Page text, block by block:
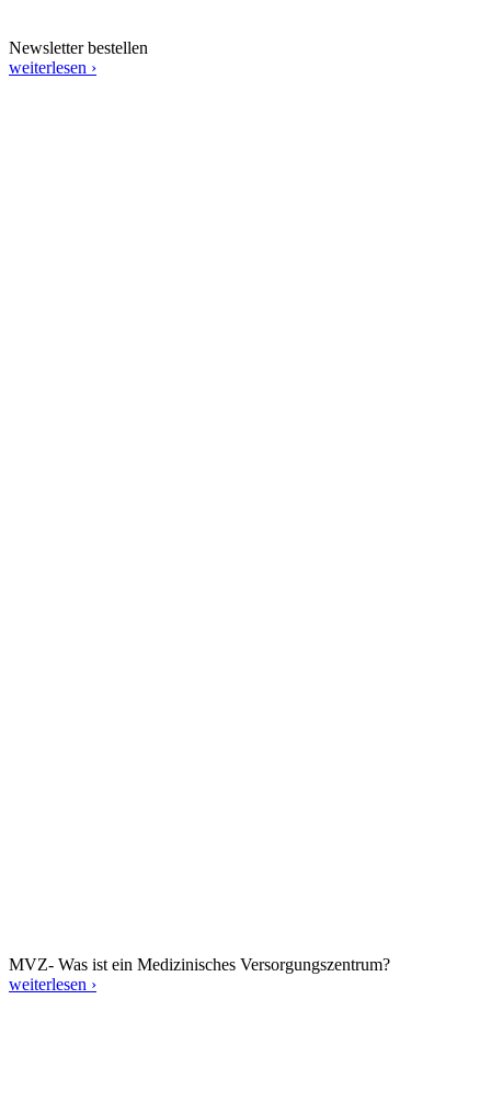
Newsletter bestellen
weiterlesen ›
MVZ- Was ist ein Medizinisches Versorgungszentrum?
weiterlesen ›